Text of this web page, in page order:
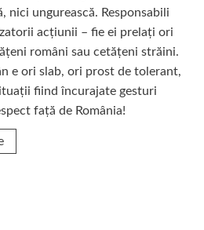
nici ungurească. Responsabili
acțiunii – fie ei prelați ori
români sau cetățeni străini.
e ori slab, ori prost de tolerant,
fiind încurajate gesturi
față de România!